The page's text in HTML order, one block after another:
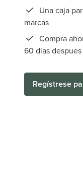
Una caja
marcas
Compra
60 dias despues
Regístrese